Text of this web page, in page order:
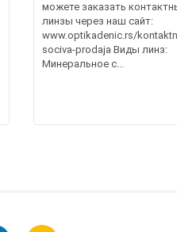
можете заказать
линзы через наш сайт:
www.optikadenic.rs/
sociva-prodaja Виды линз:
Минеральное с...